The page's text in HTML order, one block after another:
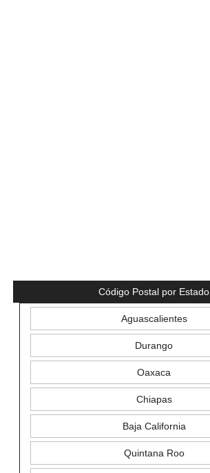
Código Postal por Estado
Aguascalientes
Durango
Oaxaca
Chiapas
Baja California
Quintana Roo